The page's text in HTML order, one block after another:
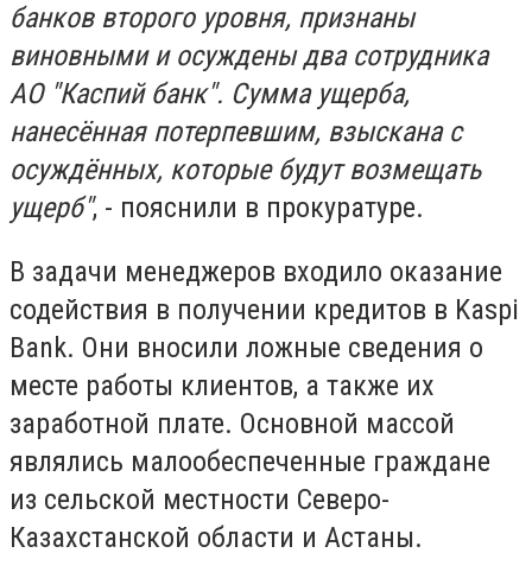
банков второго уровня, признаны
виновными и осуждены два сотрудника
АО "Каспий банк". Сумма ущерба,
нанесённая потерпевшим, взыскана с
осуждённых, которые будут возмещать
ущерб", - пояснили в прокуратуре.
В задачи менеджеров входило оказание
содействия в получении кредитов в Kaspi
Bank. Они вносили ложные сведения о
месте работы клиентов, а также их
заработной плате. Основной массой
являлись малообеспеченные граждане
из сельской местности Северо-
Казахстанской области и Астаны.